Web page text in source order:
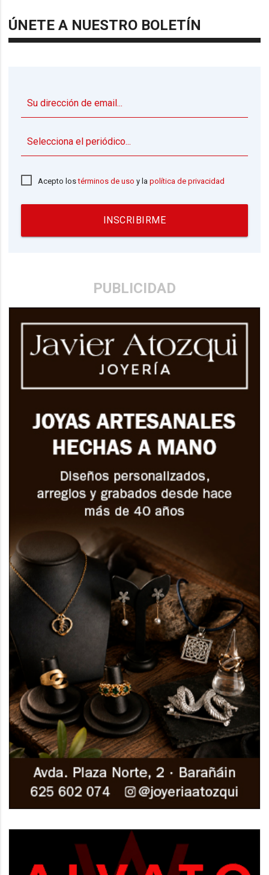
ÚNETE A NUESTRO BOLETÍN
Acepto lostérminos de uso y lapolítica de privacidad
INSCRIBIRME
PUBLICIDAD